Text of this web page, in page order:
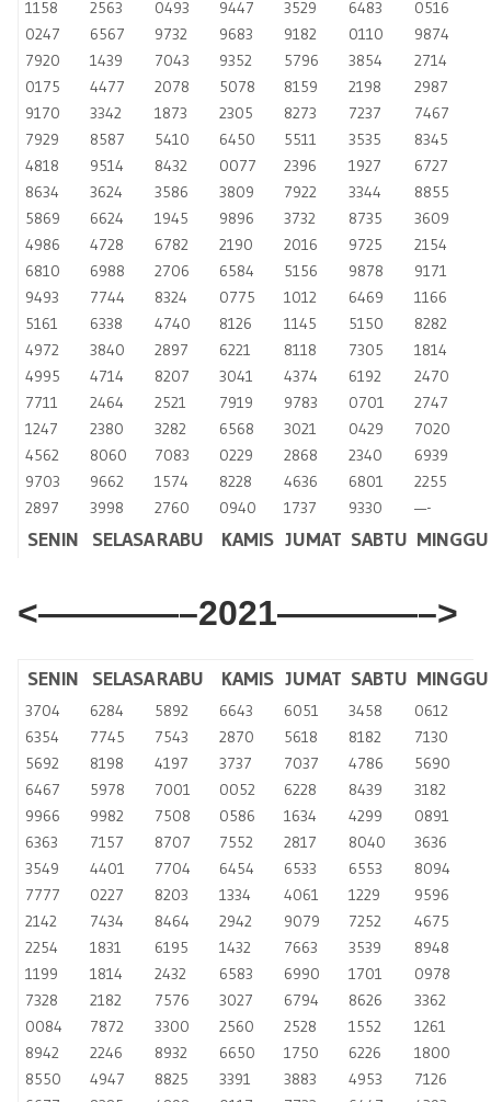
1158
2563 0493 9447 3529 6483
0516
0247
6567 9732 9683 9182 0110
9874
7920
1439 7043 9352 5796 3854
2714
0175
4477 2078 5078 8159 2198
2987
9170
3342 1873 2305 8273 7237
7467
7929
8587 5410 6450 5511 3535
8345
4818
9514 8432 0077 2396 1927
6727
8634
3624 3586 3809 7922 3344
8855
5869
6624 1945 9896 3732 8735
3609
4986
4728 6782 2190 2016 9725
2154
6810
6988 2706 6584 5156 9878
9171
9493
7744 8324 0775 1012 6469
1166
5161
6338 4740 8126 1145 5150
8282
4972
3840 2897 6221 8118 7305
1814
4995
4714 8207 3041 4374 6192
2470
7711
2464 2521 7919 9783 0701
2747
1247
2380 3282 6568 3021 0429
7020
4562
8060 7083 0229 2868 2340
6939
9703
9662 1574 8228 4636 6801
2255
2897
3998 2760 0940 1737 9330 —-
SENIN SELASARABU KAMIS JUMAT SABTU MINGGU
<————–2021————–>
SENIN SELASARABU KAMIS JUMAT SABTU MINGGU
3704 6284 5892 6643 6051 3458
0612
6354
7745 7543 2870 5618 8182
7130
5692
8198 4197 3737 7037 4786
5690
6467
5978 7001 0052 6228 8439
3182
9966
9982 7508 0586 1634 4299
0891
6363
7157 8707 7552 2817 8040
3636
3549
4401 7704 6454 6533 6553
8094
7777
0227 8203 1334 4061 1229
9596
2142
7434 8464 2942 9079 7252
4675
2254
1831 6195 1432 7663 3539
8948
1199
1814 2432 6583 6990 1701
0978
7328
2182 7576 3027 6794 8626
3362
0084
7872 3300 2560 2528 1552
1261
8942
2246 8932 6650 1750 6226
1800
8550
4947 8825 3391 3883 4953
7126